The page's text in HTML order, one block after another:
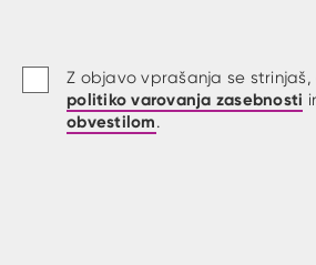
Z objavo vprašanja se strinjaš,
politiko varovanja zasebnosti
obvestilom.